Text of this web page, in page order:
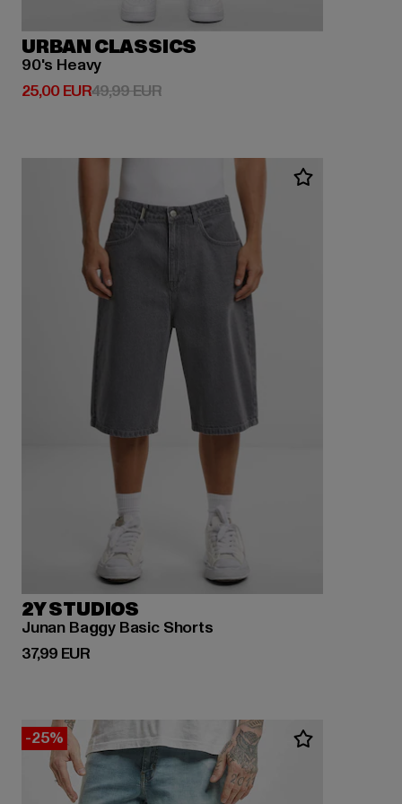
URBAN CLASSICS
90's Heavy
25,00 EUR
Derzeitiger Preis: 25,00 EUR
49,99 EURAktionspreis: 49,99 EUR
2Y STUDIOS
Junan Baggy Basic Shorts
37,99 EUR
Derzeitiger Preis: 37,99 EUR
-25%